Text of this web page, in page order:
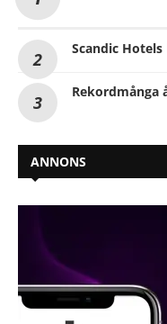
Scandic
Rekordmånga
ANNONS